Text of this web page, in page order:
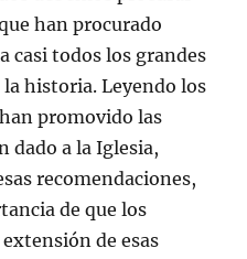
han procurado
casi todos los grandes
historia. Leyendo los
promovido las
dado a la Iglesia,
recomendaciones,
de que los
de esas